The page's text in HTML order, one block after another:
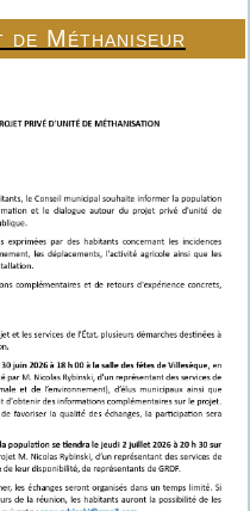
de Méthaniseur